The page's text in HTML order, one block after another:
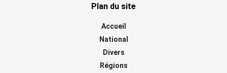
Plan du site
Accueil
National
Divers
Régions